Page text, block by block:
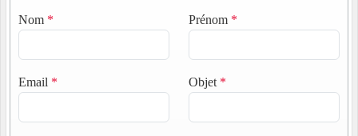
Nom * Prénom *
Email * Objet *